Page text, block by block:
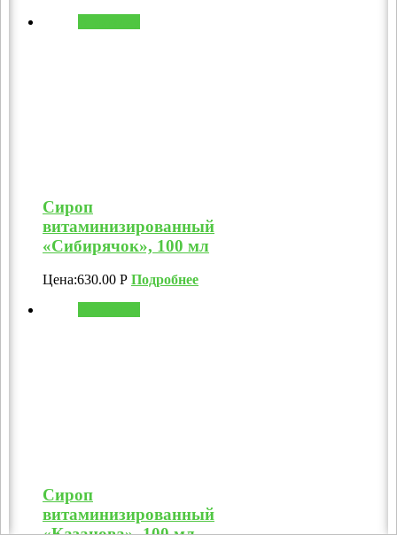
Сироп
витаминизированный
«Сибирячок», 100 мл
Цена:630.00 Р Подробнее
Сироп
витаминизированный